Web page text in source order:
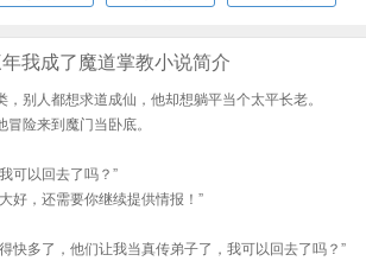
我成了魔道掌教小说简介
别人都想求道成仙，他却想躺平当个太平长老。
险来到魔门当卧底。
可以回去了吗？”
好，还需要你继续提供情报！”
快多了，他们让我当真传弟子了，我可以回去了吗？”